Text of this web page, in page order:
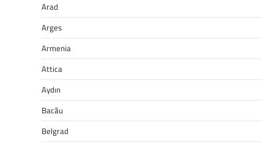
Arad
Arges
Armenia
Attica
Aydın
Bacău
Belgrad